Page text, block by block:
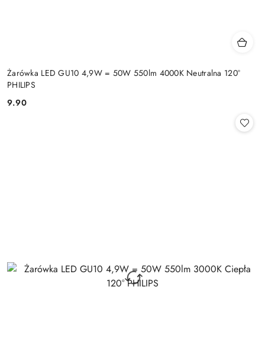
Żarówka LED GU10 4,9W = 50W 550lm 4000K Neutralna 120°
PHILIPS
Cena:
9.90